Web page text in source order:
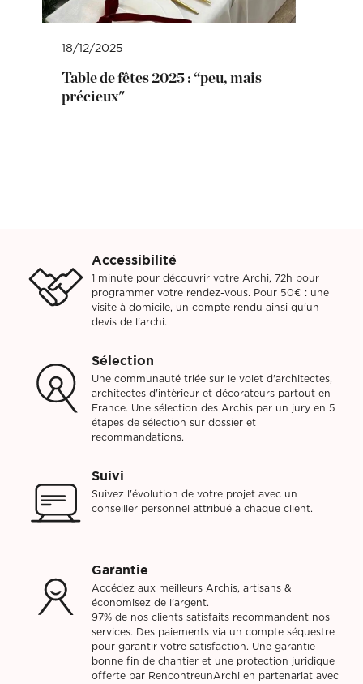
18/12/2025
Table de fêtes 2025 : “peu, mais
précieux"
Accessibilité
1 minute pour découvrir votre Archi, 72h pour
programmer votre rendez-vous. Pour 50€ : une
visite à domicile, un compte rendu ainsi qu'un
devis de l'archi.
Sélection
Une communauté triée sur le volet d'architectes,
architectes d'intèrieur et décorateurs partout en
France. Une sélection des Archis par un jury en 5
étapes de sélection sur dossier et
recommandations.
Suivi
Suivez l'évolution de votre projet avec un
conseiller personnel attribué à chaque client.
Garantie
Accédez aux meilleurs Archis, artisans &
économisez de l'argent.
97% de nos clients satisfaits recommandent nos
services. Des paiements via un compte séquestre
pour garantir votre satisfaction. Une garantie
bonne fin de chantier et une protection juridique
offerte par RencontreunArchi en partenariat avec